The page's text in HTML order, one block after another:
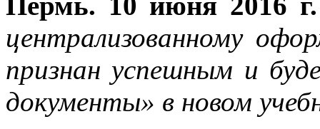
централизованному
признан успешным и
документы» в новом